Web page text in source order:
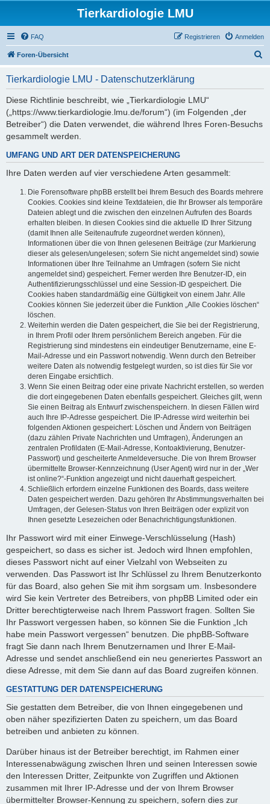
Tierkardiologie LMU
FAQ Anmelden
Registrieren
Foren-Übersicht
Tierkardiologie LMU - Datenschutzerklärung
Diese Richtlinie beschreibt, wie „Tierkardiologie LMU“
(„https://www.tierkardiologie.lmu.de/forum“) (im Folgenden „der
Betreiber“) die Daten verwendet, die während Ihres Foren-Besuchs
gesammelt werden.
UMFANG UND ART DER DATENSPEICHERUNG
Ihre Daten werden auf vier verschiedene Arten gesammelt:
Die Forensoftware phpBB erstellt bei Ihrem Besuch des Boards mehrere
Cookies. Cookies sind kleine Textdateien, die Ihr Browser als temporäre
Dateien ablegt und die zwischen den einzelnen Aufrufen des Boards
erhalten bleiben. In diesen Cookies sind die aktuelle ID Ihrer Sitzung
(damit Ihnen alle Seitenaufrufe zugeordnet werden können),
Informationen über die von Ihnen gelesenen Beiträge (zur Markierung
dieser als gelesen/ungelesen; sofern Sie nicht angemeldet sind) sowie
Informationen über Ihre Teilnahme an Umfragen (sofern Sie nicht
angemeldet sind) gespeichert. Ferner werden Ihre Benutzer-ID, ein
Authentifizierungsschlüssel und eine Session-ID gespeichert. Die
Cookies haben standardmäßig eine Gültigkeit von einem Jahr. Alle
Cookies können Sie jederzeit über die Funktion „Alle Cookies löschen“
löschen.
Weiterhin werden die Daten gespeichert, die Sie bei der Registrierung,
in Ihrem Profil oder Ihrem persönlichem Bereich angeben. Für die
Registrierung sind mindestens ein eindeutiger Benutzername, eine E-
Mail-Adresse und ein Passwort notwendig. Wenn durch den Betreiber
weitere Daten als notwendig festgelegt wurden, so ist dies für Sie vor
deren Eingabe ersichtlich.
Wenn Sie einen Beitrag oder eine private Nachricht erstellen, so werden
die dort eingegebenen Daten ebenfalls gespeichert. Gleiches gilt, wenn
Sie einen Beitrag als Entwurf zwischenspeichern. In diesen Fällen wird
auch Ihre IP-Adresse gespeichert. Die IP-Adresse wird weiterhin bei
folgenden Aktionen gespeichert: Löschen und Ändern von Beiträgen
(dazu zählen Private Nachrichten und Umfragen), Änderungen an
zentralen Profildaten (E-Mail-Adresse, Kontoaktivierung, Benutzer-
Passwort) und gescheiterte Anmeldeversuche. Die von Ihrem Browser
übermittelte Browser-Kennzeichnung (User Agent) wird nur in der „Wer
ist online?“-Funktion angezeigt und nicht dauerhaft gespeichert.
Schließlich erfordern einzelne Funktionen des Boards, dass weitere
Daten gespeichert werden. Dazu gehören Ihr Abstimmungsverhalten bei
Umfragen, der Gelesen-Status von Ihren Beiträgen oder explizit von
Ihnen gesetzte Lesezeichen oder Benachrichtigungsfunktionen.
Ihr Passwort wird mit einer Einwege-Verschlüsselung (Hash)
gespeichert, so dass es sicher ist. Jedoch wird Ihnen empfohlen,
dieses Passwort nicht auf einer Vielzahl von Webseiten zu
verwenden. Das Passwort ist Ihr Schlüssel zu Ihrem Benutzerkonto
für das Board, also gehen Sie mit ihm sorgsam um. Insbesondere
wird Sie kein Vertreter des Betreibers, von phpBB Limited oder ein
Dritter berechtigterweise nach Ihrem Passwort fragen. Sollten Sie
Ihr Passwort vergessen haben, so können Sie die Funktion „Ich
habe mein Passwort vergessen“ benutzen. Die phpBB-Software
fragt Sie dann nach Ihrem Benutzernamen und Ihrer E-Mail-
Adresse und sendet anschließend ein neu generiertes Passwort an
diese Adresse, mit dem Sie dann auf das Board zugreifen können.
GESTATTUNG DER DATENSPEICHERUNG
Sie gestatten dem Betreiber, die von Ihnen eingegebenen und
oben näher spezifizierten Daten zu speichern, um das Board
betreiben und anbieten zu können.
Darüber hinaus ist der Betreiber berechtigt, im Rahmen einer
Interessenabwägung zwischen Ihren und seinen Interessen sowie
den Interessen Dritter, Zeitpunkte von Zugriffen und Aktionen
zusammen mit Ihrer IP-Adresse und der von Ihrem Browser
übermittelter Browser-Kennung zu speichern, sofern dies zur